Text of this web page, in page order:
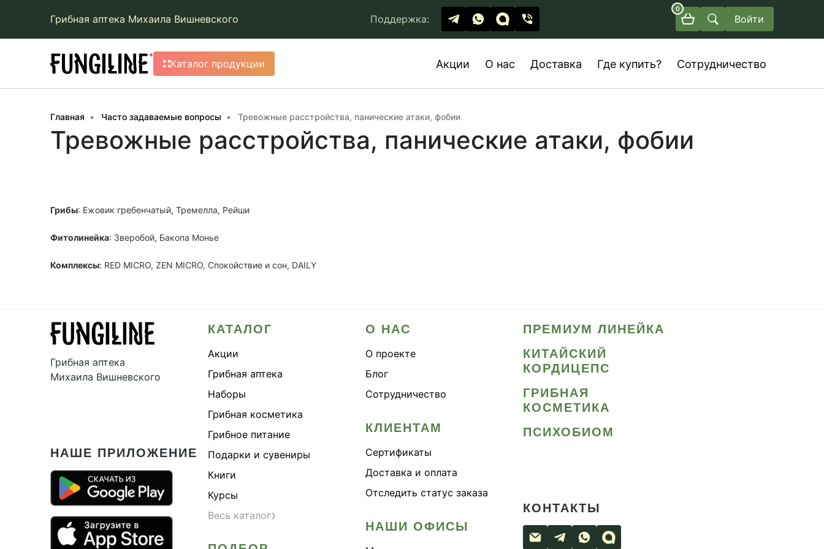
Грибная аптека Михаила Вишневского Поддержка:
0
Войти
Каталог продукции Акции О нас Доставка Где купить? Сотрудничество
Главная Часто задаваемые вопросы Тревожные расстройства, панические атаки, фобии
Тревожные расстройства, панические атаки, фобии
Грибы: Ежовик гребенчатый, Тремелла, Рейши
Фитолинейка: Зверобой, Бакопа Монье
Комплексы: RED MICRO, ZEN MICRO, Спокойствие и сон, DAILY
Грибная аптека
Михаила Вишневского
НАШЕ ПРИЛОЖЕНИЕ
КАТАЛОГ
Акции
Грибная аптека
Наборы
Грибная косметика
Грибное питание
Подарки и сувениры
Книги
Курсы
Весь каталог›
О НАС
О проекте
Блог
Сотрудничество
КЛИЕНТАМ
Сертификаты
Доставка и оплата
Отследить статус заказа
НАШИ ОФИСЫ
ПРЕМИУМ ЛИНЕЙКА
КИТАЙСКИЙ
КОРДИЦЕПС
ГРИБНАЯ
КОСМЕТИКА
ПСИХОБИОМ
КОНТАКТЫ